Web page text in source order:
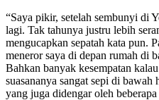
“Saya pikir, setelah sembunyi di
lagi. Tak tahunya justru lebih
mengucapkan sepatah kata pun.
meneror saya di depan rumah di
Bahkan banyak kesempatan
suasananya sangat sepi di
yang juga didengar oleh